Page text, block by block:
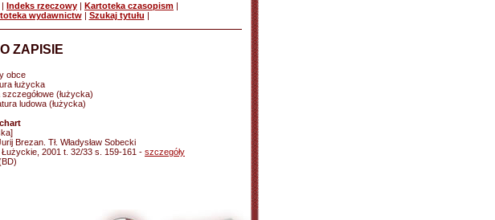
| Indeks rzeczowy | Kartoteka czasopism |
wydawnictw| Szukaj tytułu |
ZAPISIE
obce
łużycka
szczegółowe (łużycka)
ludowa (łużycka)
Brezan. Tł. Władysław Sobecki
2001 t. 32/33 s. 159-161 - szczegóły